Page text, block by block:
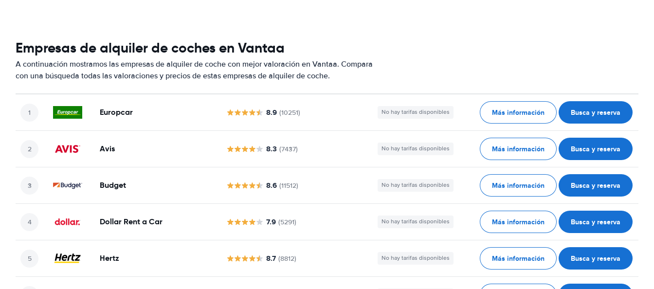
Empresas de alquiler de coches en Vantaa
A continuación mostramos las empresas de alquiler de coche con mejor valoración en Vantaa. Compara
con una búsqueda todas las valoraciones y precios de estas empresas de alquiler de coche.
Europcar 8.9 (10251) No hay tarifas disponibles Más información Busca y reserva
Avis 8.3 (7437) No hay tarifas disponibles Más información Busca y reserva
Budget 8.6 (11512) No hay tarifas disponibles Más información Busca y reserva
Dollar Rent a Car 7.9 (5291) No hay tarifas disponibles Más información Busca y reserva
Hertz 8.7 (8812) No hay tarifas disponibles Más información Busca y reserva